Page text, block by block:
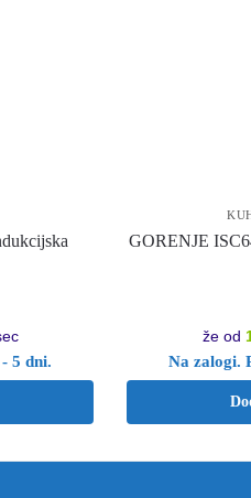
5 dni.
GORENJE
že od
Na zalogi.